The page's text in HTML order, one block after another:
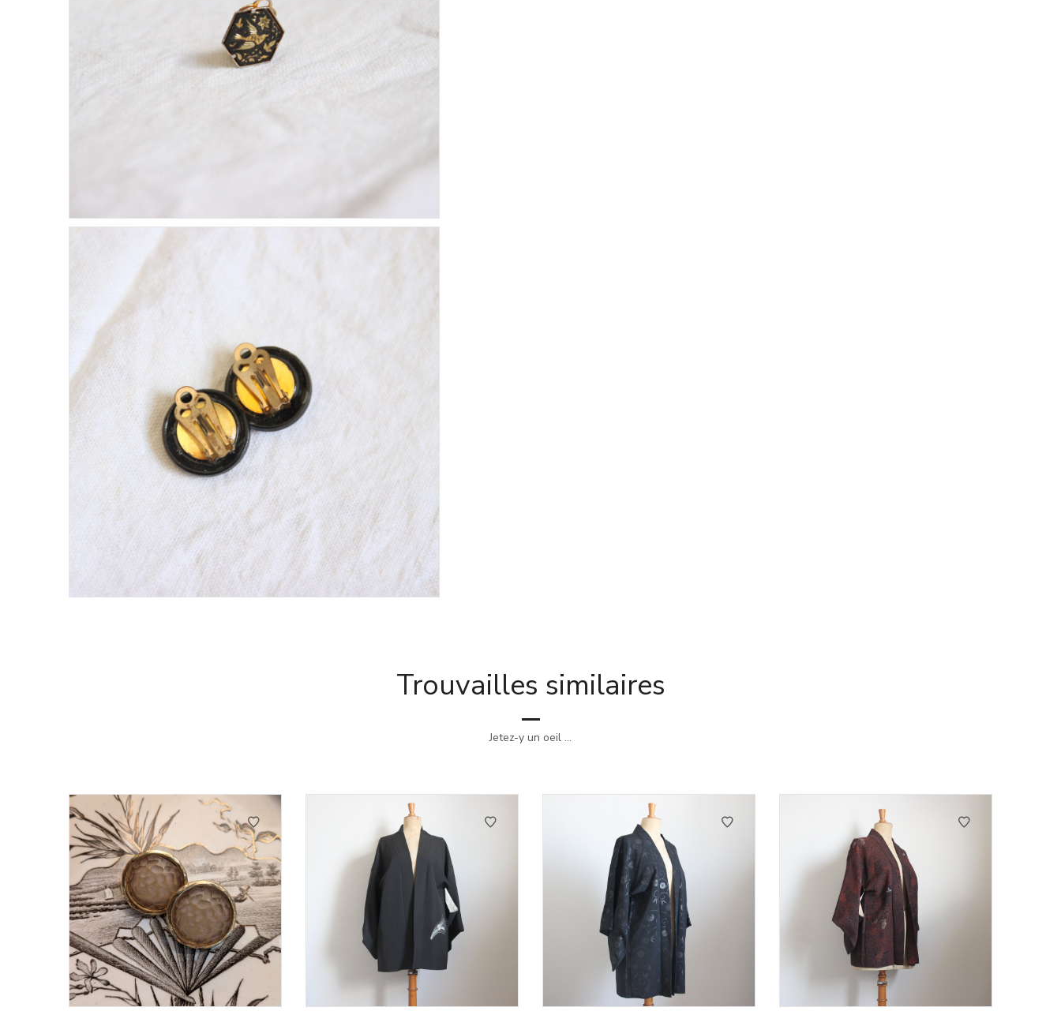
Trouvailles similaires
Jetez-y un oeil ...